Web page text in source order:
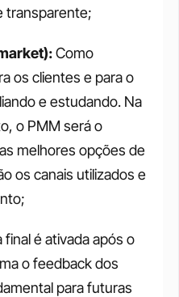
transparente;
Como
os clientes e para o
e estudando. Na
o PMM será o
melhores opções de
os canais utilizados e
final é ativada após o
o feedback dos
para futuras